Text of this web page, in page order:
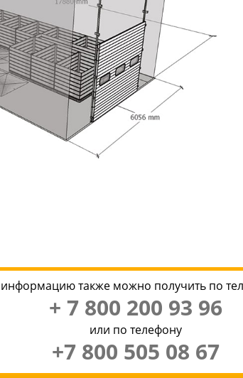
также можно получить по
+ 7 800 200 93 96
или по телефону
+7 800 505 08 67